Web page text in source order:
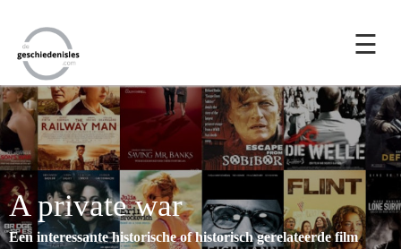
☰
A private war
Een interessante historische of historisch gerelateerde film